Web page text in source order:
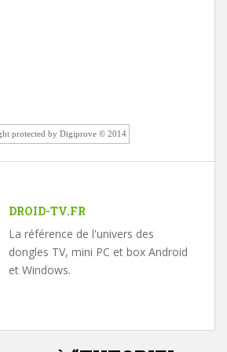
protected by Digiprove © 2014
DROID-TV.FR
La référence de l'univers des
dongles TV, mini PC et box Android
et Windows.